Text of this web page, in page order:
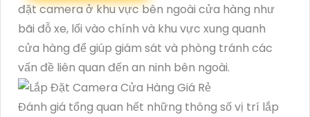
đặt camera ở khu vực bên ngoài cửa hàng như
bãi đỗ xe, lối vào chính và khu vực xung quanh
cửa hàng để giúp giám sát và phòng tránh các
vấn đề liên quan đến an ninh bên ngoài.
Đánh giá tổng quan hết những thông số vị trí lắp